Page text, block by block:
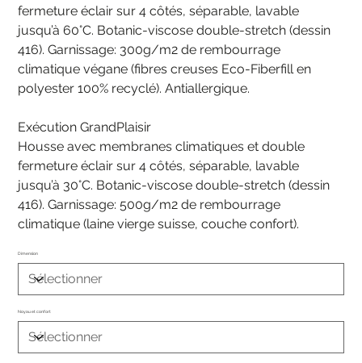
fermeture éclair sur 4 côtés, séparable, lavable
jusqu’à 60°C. Botanic-viscose double-stretch (dessin
416). Garnissage: 300g/m2 de rembourrage
climatique végane (fibres creuses Eco-Fiberfill en
polyester 100% recyclé). Antiallergique.
Exécution GrandPlaisir
Housse avec membranes climatiques et double
fermeture éclair sur 4 côtés, séparable, lavable
jusqu’à 30°C. Botanic-viscose double-stretch (dessin
416). Garnissage: 500g/m2 de rembourrage
climatique (laine vierge suisse, couche confort).
Dimension
Noyau et confort